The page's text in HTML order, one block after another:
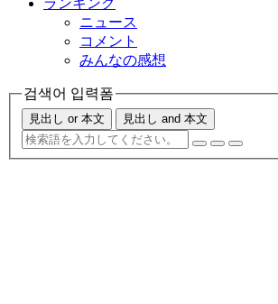
ニュース
コメント
みんなの感想
검색어 입력폼
見出し or 本文 見出し and 本文